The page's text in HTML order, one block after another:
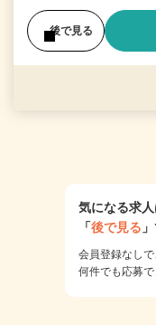
後で見る
気になる求
「後で見る
会員登録なしで
何件でも応募で